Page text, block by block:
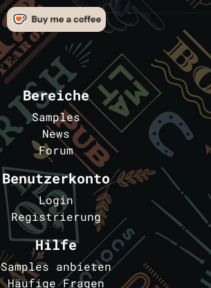
Bereiche
Samples
News
Forum
Benutzerkonto
Login
Registrierung
Hilfe
Samples anbieten
Häufige Fragen